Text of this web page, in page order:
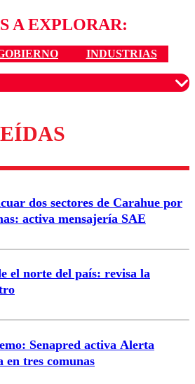
A EXPLORAR:
INDUSTRIAS
moderados para garantizar un
respetuoso.
dos sectores de Carahue por
activa mensajería SAE
el norte del país: revisa la
Senapred activa Alerta
en tres comunas